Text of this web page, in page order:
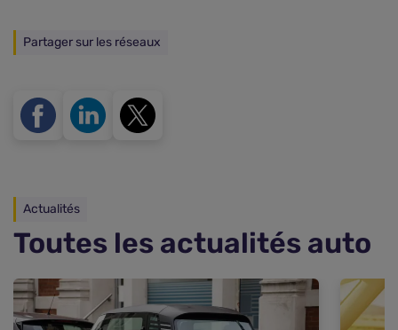
Partager sur les réseaux
Actualités
Toutes les actualités auto